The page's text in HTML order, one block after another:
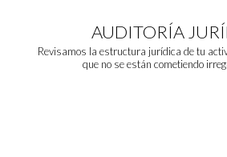
AUDITORÍA
Revisamos la estructura jurídica de tu
que no se están cometiendo